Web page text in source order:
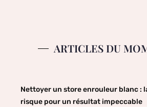
ARTICLES DU
Nettoyer un store enrouleur blanc :
risque pour un résultat impeccable